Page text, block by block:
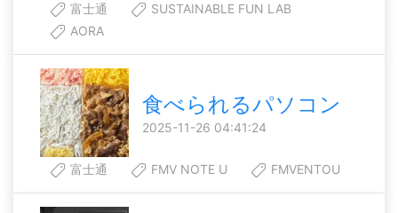
富士通
SUSTAINABLE FUN LAB
AORA
食べられるパソコン
2025-11-26 04:41:24
富士通 FMV NOTE U FMVENTOU